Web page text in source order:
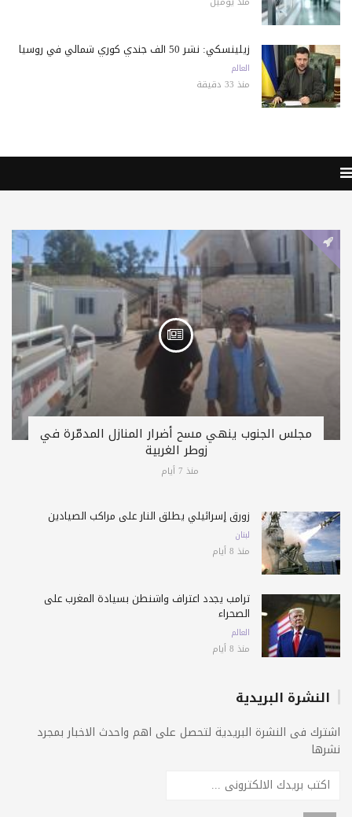
زيلينسكي: نشر 50 ألف جندي كوري شمالي في روسيا
العالم
منذ 33 دقيقة
مجلس الجنوب ينهي مسح أضرار المنازل المدمّرة في
زوطر الغربية
منذ 7 أيام
زورق إسرائيلي يطلق النار على مراكب الصيادين
لبنان
منذ 8 أيام
ترامب يجدد اعتراف واشنطن بسيادة المغرب على
الصحراء
العالم
منذ 8 أيام
النشرة البريدية
اشترك فى النشرة البريدية لتحصل على اهم واحدث الاخبار بمجرد
نشرها